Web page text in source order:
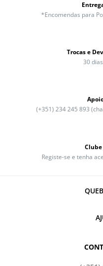
*Encomendas para
Trocas e
30
(+351) 234 245 893
Registe-se e tenha